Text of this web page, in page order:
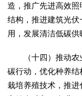
造，推广先进高效
结构，推进建筑光伏
用，发展清洁低碳供
（十四）推动农
碳行动，优化种养
栽培养殖技术，推